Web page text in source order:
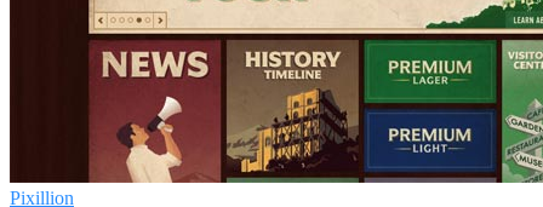
Pixillion